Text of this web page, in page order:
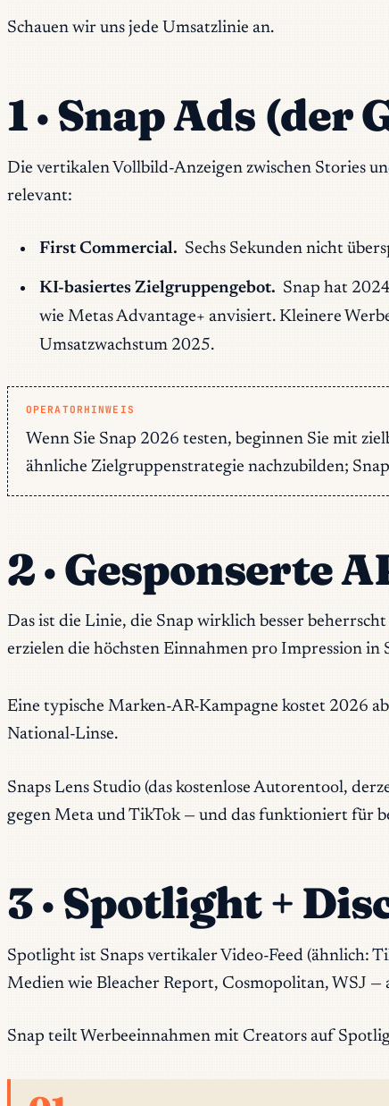
Schauen wir uns jede Umsatzlinie an.
1 · Snap Ads (der
Die vertikalen Vollbild-Anzeigen zwischen Stories
relevant:
First Commercial. Sechs Sekunden nicht
KI-basiertes Zielgruppengebot. Snap hat
wie Metas Advantage+ anvisiert. Kleinere
Umsatzwachstum 2025.
OPERATORHINWEIS
Wenn Sie Snap 2026 testen, beginnen Sie mit
ähnliche Zielgruppenstrategie nachzubilden;
2 · Gesponserte
Das ist die Linie, die Snap wirklich besser
erzielen die höchsten Einnahmen pro Impression in
Eine typische Marken-AR-Kampagne kostet 2026 ab
National-Linse.
Snaps Lens Studio (das kostenlose Autorentool,
gegen Meta und TikTok — und das funktioniert für
3 · Spotlight +
Spotlight ist Snaps vertikaler Video-Feed (ähnlich:
Medien wie Bleacher Report, Cosmopolitan, WSJ
Snap teilt Werbeeinnahmen mit Creators auf